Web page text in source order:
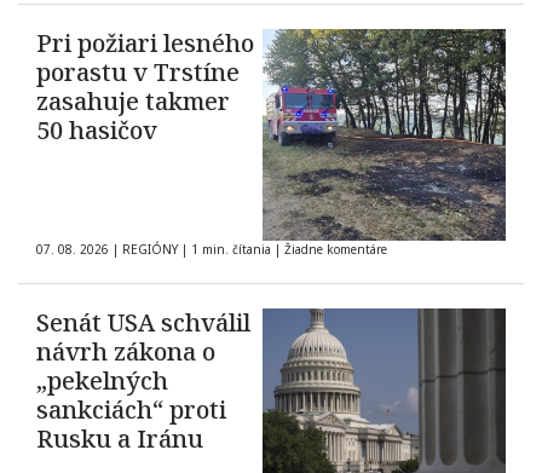
Pri požiari lesného
porastu v Trstíne
zasahuje takmer
50 hasičov
07. 08. 2026 | REGIÓNY | 1 min. čítania | Žiadne komentáre
Senát USA schválil
návrh zákona o
„pekelných
sankciách“ proti
Rusku a Iránu